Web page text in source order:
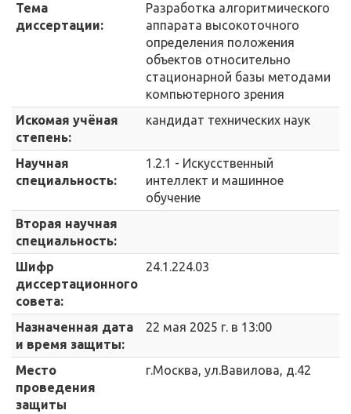
Тема
диссертации:
Разработка алгоритмического
аппарата высокоточного
определения положения
объектов относительно
стационарной базы методами
компьютерного зрения
Искомая учёная
степень:
кандидат технических наук
Научная
специальность:
1.2.1 - Искусственный
интеллект и машинное
обучение
Вторая научная
специальность:
Шифр
диссертационного
совета:
24.1.224.03
Назначенная дата
и время защиты:
22 мая 2025 г. в 13:00
Место
проведения
защиты
г.Москва, ул.Вавилова, д.42